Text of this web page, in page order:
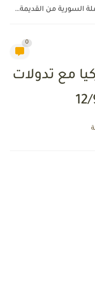
رابط تحويل العملة السورية من القديمة إلى الجديدة 2026
0
مع تدولات